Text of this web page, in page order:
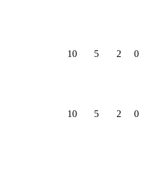
10 5 2 0
10 5 2
0